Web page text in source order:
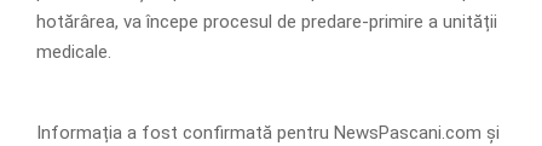
hotărârea, va începe procesul de predare-primire a unității
medicale.
Informația a fost confirmată pentru NewsPascani.com și